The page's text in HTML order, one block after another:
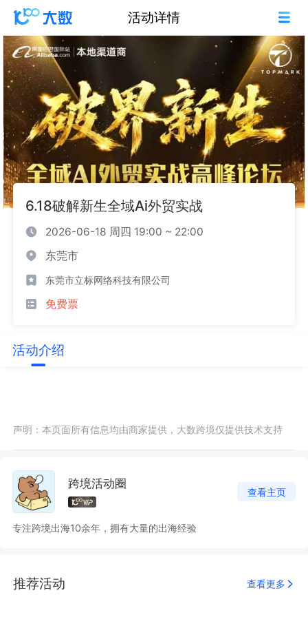
活动详情
6.18破解新生全域Ai外贸实战
2026-06-18 周四 19:00 ~ 22:00
东莞市
东莞市立标网络科技有限公司
免费票
活动介绍
声明：本页面所有信息均由商家提供，大数跨境仅提供技术支持
跨境活动圈
查看主页
专注跨境出海10余年，拥有大量的出海经验
推荐活动 查看更多